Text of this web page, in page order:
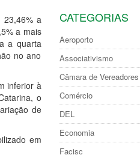
23,46% a
a mais
a quarta
no ano
inferior à
o
de
em
CATEGORIAS
Aeroporto
Associativismo
Câmara de Vereadores
Comércio
DEL
Economia
Facisc